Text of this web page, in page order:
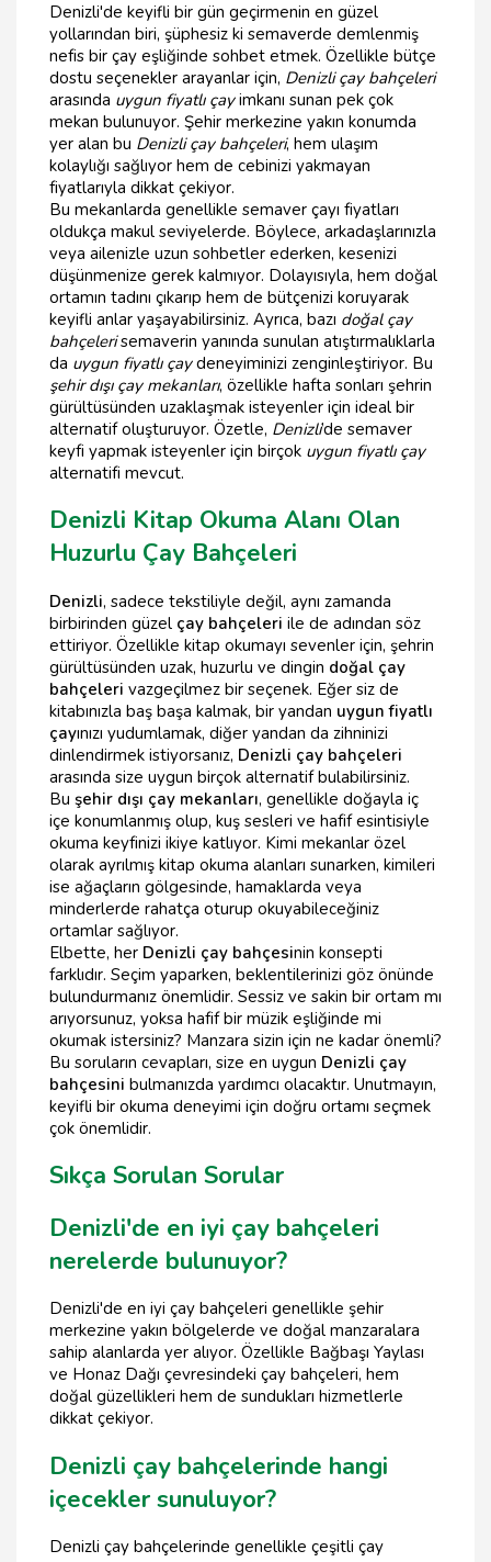
Denizli'de keyifli bir gün geçirmenin en güzel
yollarından biri, şüphesiz ki semaverde demlenmiş
nefis bir çay eşliğinde sohbet etmek. Özellikle bütçe
dostu seçenekler arayanlar için, Denizli çay bahçeleri
arasında uygun fiyatlı çayimkanı sunan pek çok
mekan bulunuyor. Şehir merkezine yakın konumda
yer alan bu Denizli çay bahçeleri, hem ulaşım
kolaylığı sağlıyor hem de cebinizi yakmayan
fiyatlarıyla dikkat çekiyor.
Bu mekanlarda genellikle semaver çayı fiyatları
oldukça makul seviyelerde. Böylece, arkadaşlarınızla
veya ailenizle uzun sohbetler ederken, kesenizi
düşünmenize gerek kalmıyor. Dolayısıyla, hem doğal
ortamın tadını çıkarıp hem de bütçenizi koruyarak
keyifli anlar yaşayabilirsiniz. Ayrıca, bazı doğal çay
bahçelerisemaverin yanında sunulan atıştırmalıklarla
da uygun fiyatlı çaydeneyiminizi zenginleştiriyor. Bu
şehir dışı çay mekanları, özellikle hafta sonları şehrin
gürültüsünden uzaklaşmak isteyenler için ideal bir
alternatif oluşturuyor. Özetle, Denizli’de semaver
keyfi yapmak isteyenler için birçok uygun fiyatlı çay
alternatifi mevcut.
Denizli Kitap Okuma Alanı Olan
Huzurlu Çay Bahçeleri
Denizli, sadece tekstiliyle değil, aynı zamanda
birbirinden güzel çay bahçeleri ile de adından söz
ettiriyor. Özellikle kitap okumayı sevenler için, şehrin
gürültüsünden uzak, huzurlu ve dingin doğal çay
bahçeleri vazgeçilmez bir seçenek. Eğer siz de
kitabınızla baş başa kalmak, bir yandan uygun fiyatlı
çayınızı yudumlamak, diğer yandan da zihninizi
dinlendirmek istiyorsanız, Denizli çay bahçeleri
arasında size uygun birçok alternatif bulabilirsiniz.
Bu şehir dışı çay mekanları, genellikle doğayla iç
içe konumlanmış olup, kuş sesleri ve hafif esintisiyle
okuma keyfinizi ikiye katlıyor. Kimi mekanlar özel
olarak ayrılmış kitap okuma alanları sunarken, kimileri
ise ağaçların gölgesinde, hamaklarda veya
minderlerde rahatça oturup okuyabileceğiniz
ortamlar sağlıyor.
Elbette, her Denizli çay bahçesinin konsepti
farklıdır. Seçim yaparken, beklentilerinizi göz önünde
bulundurmanız önemlidir. Sessiz ve sakin bir ortam mı
arıyorsunuz, yoksa hafif bir müzik eşliğinde mi
okumak istersiniz? Manzara sizin için ne kadar önemli?
Bu soruların cevapları, size en uygun Denizli çay
bahçesini bulmanızda yardımcı olacaktır. Unutmayın,
keyifli bir okuma deneyimi için doğru ortamı seçmek
çok önemlidir.
Sıkça Sorulan Sorular
Denizli'de en iyi çay bahçeleri
nerelerde bulunuyor?
Denizli'de en iyi çay bahçeleri genellikle şehir
merkezine yakın bölgelerde ve doğal manzaralara
sahip alanlarda yer alıyor. Özellikle Bağbaşı Yaylası
ve Honaz Dağı çevresindeki çay bahçeleri, hem
doğal güzellikleri hem de sundukları hizmetlerle
dikkat çekiyor.
Denizli çay bahçelerinde hangi
içecekler sunuluyor?
Denizli çay bahçelerinde genellikle çeşitli çay